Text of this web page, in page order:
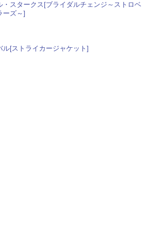
・スタークス[ブライダルチェンジ～ストロベ
ーズ～]
ル[ストライカージャケット]